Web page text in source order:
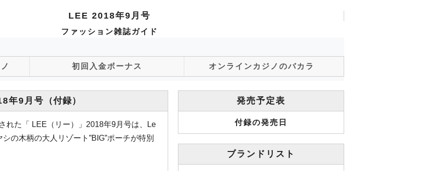
LEE 2018年9月号
ファッション雑誌ガイド
初回入金ボーナス オンラインカジノのバカラ
年9月号 （付録）
れた「 LEE（リー）」2018年9月号は、Le
の木柄の大人リゾート”BIG”ポーチが特別
発売予定表
付録の発売日
ブランドリスト